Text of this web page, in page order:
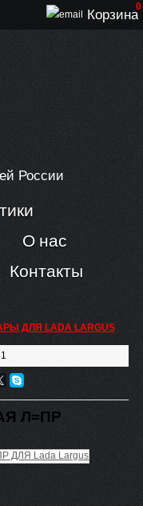
России
Корзина
0
О нас
Контакты
ДЛЯ LADA LARGUS
Л=ПР